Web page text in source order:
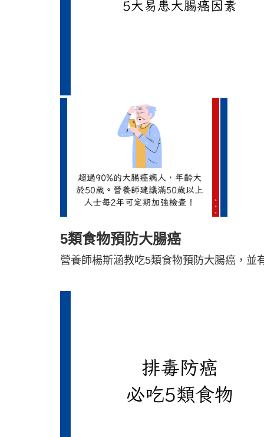
5類食物預防大腸癌
營養師楊斯涵教吃5類食物預防大腸癌，並